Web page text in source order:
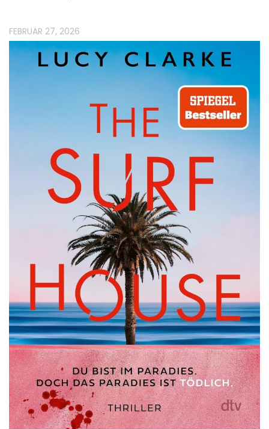
FEBRUAR 27, 2026